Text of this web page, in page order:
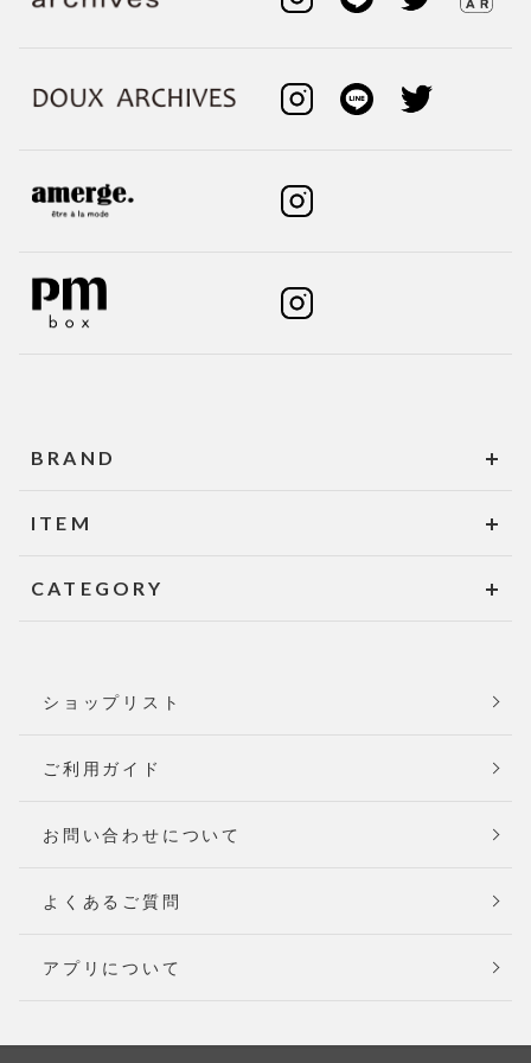
BRAND
ITEM
CATEGORY
ショップリスト
ご利用ガイド
お問い合わせについて
よくあるご質問
アプリについて